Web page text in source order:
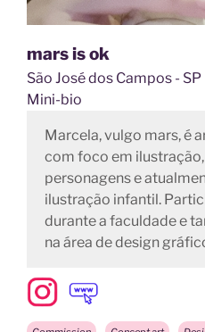
mars is ok
São José dos Campos - SP
Mini-bio
Marcela, vulgo mars, é
com foco em
personagens e
ilustração infantil.
durante a faculdade e
na área de design